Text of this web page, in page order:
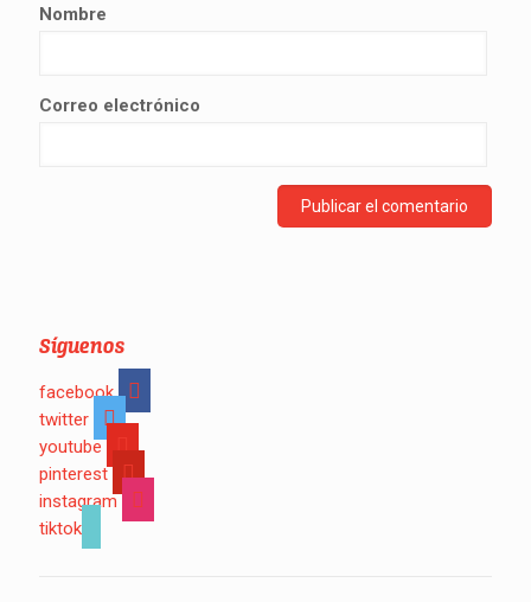
Nombre
Correo electrónico
Síguenos
facebook
twitter
youtube
pinterest
instagram
tiktok